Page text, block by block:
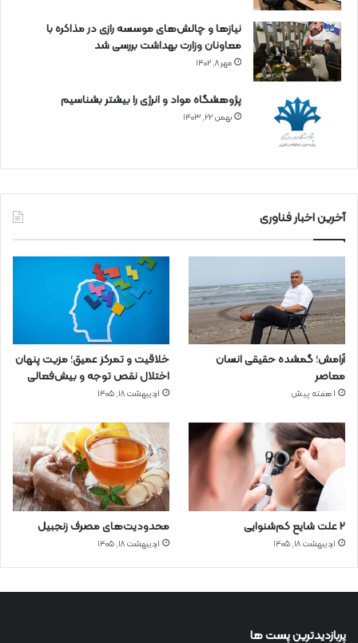
نیازها و چالش‌های موسسه رازی در مذاکره با
معاونان وزارت بهداشت بررسی شد
مهر ۸, ۱۴۰۲
پژوهشگاه مواد و انرژی را بیشتر بشناسیم
بهمن ۲۲, ۱۴۰۳
آخرین اخبار فناوری
آرامش؛ گمشده حقیقی انسان
معاصر
1 هفته پیش
خلاقیت و تمرکز عمیق؛ مزیت پنهان
اختلال نقص توجه و بیش‌فعالی
اردیبهشت ۱۸, ۱۴۰۵
۲ علت شایع‌ کم‌شنوایی
اردیبهشت ۱۸, ۱۴۰۵
محدودیت‌های مصرف زنجبیل
اردیبهشت ۱۸, ۱۴۰۵
پربازدیدترین پست ها